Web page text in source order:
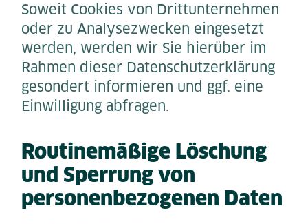
Soweit Cookies von Drittunternehmen
oder zu Analysezwecken eingesetzt
werden, werden wir Sie hierüber im
Rahmen dieser Datenschutzerklärung
gesondert informieren und ggf. eine
Einwilligung abfragen.
Routinemäßige Löschung
und Sperrung von
personenbezogenen Daten